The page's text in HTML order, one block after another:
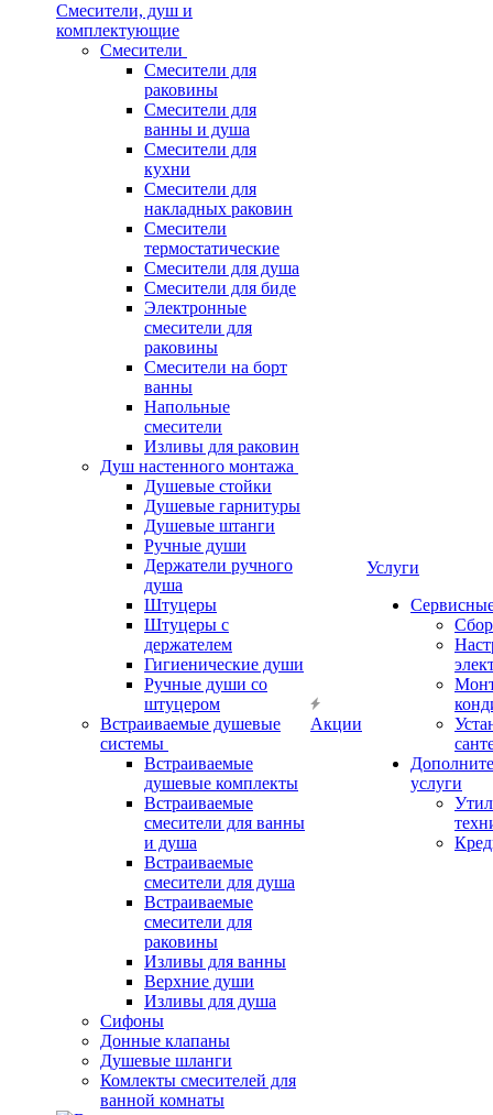
Смесители, душ и
комплектующие
Смесители
Смесители для
раковины
Смесители для
ванны и душа
Смесители для
кухни
Смесители для
накладных раковин
Смесители
термостатические
Смесители для душа
Смесители для биде
Электронные
смесители для
раковины
Смесители на борт
ванны
Напольные
смесители
Изливы для раковин
Душ настенного монтажа
Душевые стойки
Душевые гарнитуры
Душевые штанги
Ручные души
Держатели ручного
душа
Штуцеры
Штуцеры с
держателем
Гигиенические души
Ручные души со
штуцером
Встраиваемые душевые
системы
Встраиваемые
душевые комплекты
Встраиваемые
смесители для ванны
и душа
Встраиваемые
смесители для душа
Встраиваемые
смесители для
раковины
Изливы для ванны
Верхние души
Изливы для душа
Сифоны
Донные клапаны
Душевые шланги
Комлекты смесителей для
ванной комнаты
Акции
Услуги
услуги